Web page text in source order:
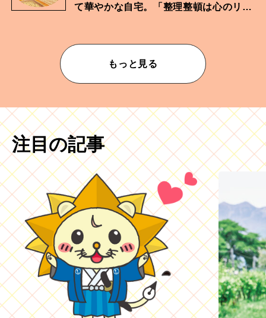
て華やかな自宅。「整理整頓は心のリズ
もっと見る
注目の記事